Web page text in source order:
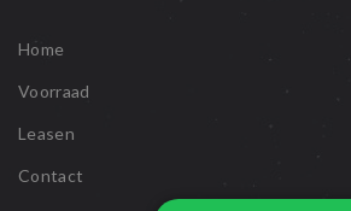
Home
Voorraad
Leasen
Contact